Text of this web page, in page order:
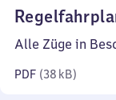
Alle Züge in
PDF (38 kB)